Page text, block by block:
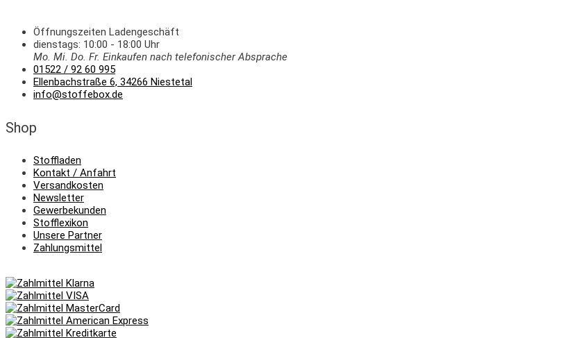
Öffnungszeiten Ladengeschäft
dienstags: 10:00 - 18:00 Uhr
Mo. Mi. Do. Fr. Einkaufen nach telefonischer Absprache
01522 / 92 60 995
Ellenbachstraße 6, 34266 Niestetal
info@stoffebox.de
Shop
Stoffladen
Kontakt / Anfahrt
Versandkosten
Newsletter
Gewerbekunden
Stofflexikon
Unsere Partner
Zahlungsmittel